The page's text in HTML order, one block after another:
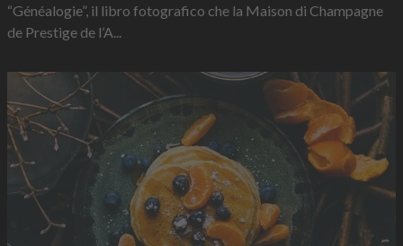
“Généalogie”, il libro fotografico che la Maison di Champagne
de Prestige de l’A...